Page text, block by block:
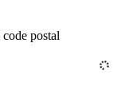
postal